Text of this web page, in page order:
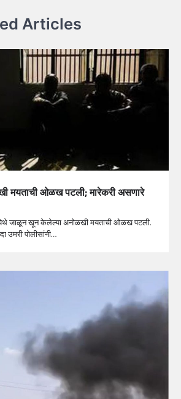
Articles
मयताची ओळख पटली; मारेकरी असणारे
येथे जाळून खून केलेल्या अनोळखी मयताची ओळख पटली.
उमरी पोलीसांनी…